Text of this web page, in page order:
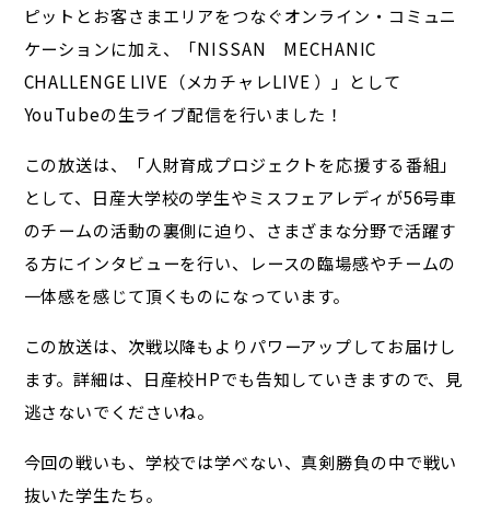
ピットとお客さまエリアをつなぐオンライン・コミュニ
ケーションに加え、「NISSAN MECHANIC
CHALLENGE LIVE（メカチャレLIVE ）」として
YouTubeの生ライブ配信を行いました！
この放送は、「人財育成プロジェクトを応援する番組」
として、日産大学校の学生やミスフェアレディが56号車
のチームの活動の裏側に迫り、さまざまな分野で活躍す
る方にインタビューを行い、レースの臨場感やチームの
一体感を感じて頂くものになっています。
この放送は、次戦以降もよりパワーアップしてお届けし
ます。詳細は、日産校HPでも告知していきますので、見
逃さないでくださいね。
今回の戦いも、学校では学べない、真剣勝負の中で戦い
抜いた学生たち。